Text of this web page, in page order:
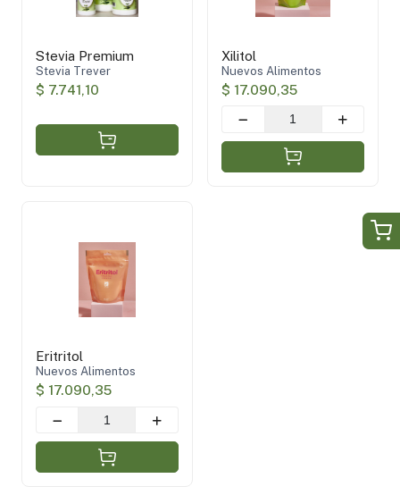
Stevia Premium
Stevia Trever
$ 7.741,10
Xilitol
Nuevos Alimentos
$ 17.090,35
Eritritol
Nuevos Alimentos
$ 17.090,35